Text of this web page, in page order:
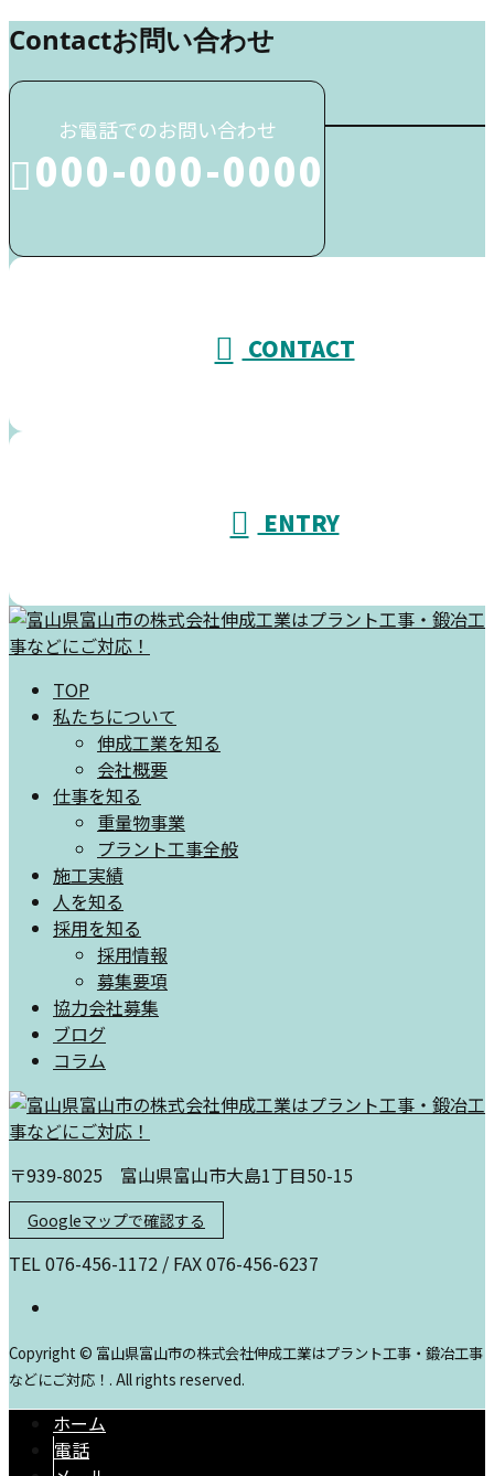
Contactお問い合わせ
お電話でのお問い合わせ
000-000-0000
CONTACT
ENTRY
TOP
私たちについて
伸成工業を知る
会社概要
仕事を知る
重量物事業
プラント工事全般
施工実績
人を知る
採用を知る
採用情報
募集要項
協力会社募集
ブログ
コラム
〒939-8025 富山県富山市大島1丁目50-15
Googleマップで確認する
TEL 076-456-1172 / FAX 076-456-6237
Copyright © 富山県富山市の株式会社伸成工業はプラント工事・鍛冶工事
などにご対応！. All rights reserved.
ホーム
電話